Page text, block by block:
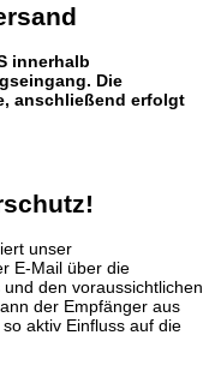
innerhalb
Die
anschließend erfolgt
unser
E-Mail über die
den voraussichtlichen
der Empfänger aus
aktiv Einfluss auf die